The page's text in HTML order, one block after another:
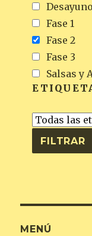
Fase 1
Fase 2
Fase 3
Salsas y
MENÚ